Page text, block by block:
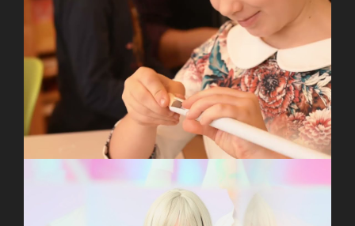
Come Together – Ein Projekt der Banda Comunale
an der Ev. Grundschule Grumbach 2025